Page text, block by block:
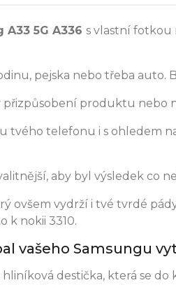
A33 5G A336 s vlastní fotkou
pejska nebo třeba auto.
produktu nebo
telefonu i s ohledem
aby byl výsledek co
ovšem vydrží i tvé tvrdé
k nokii 3310.
vašeho Samsungu
destička, která se